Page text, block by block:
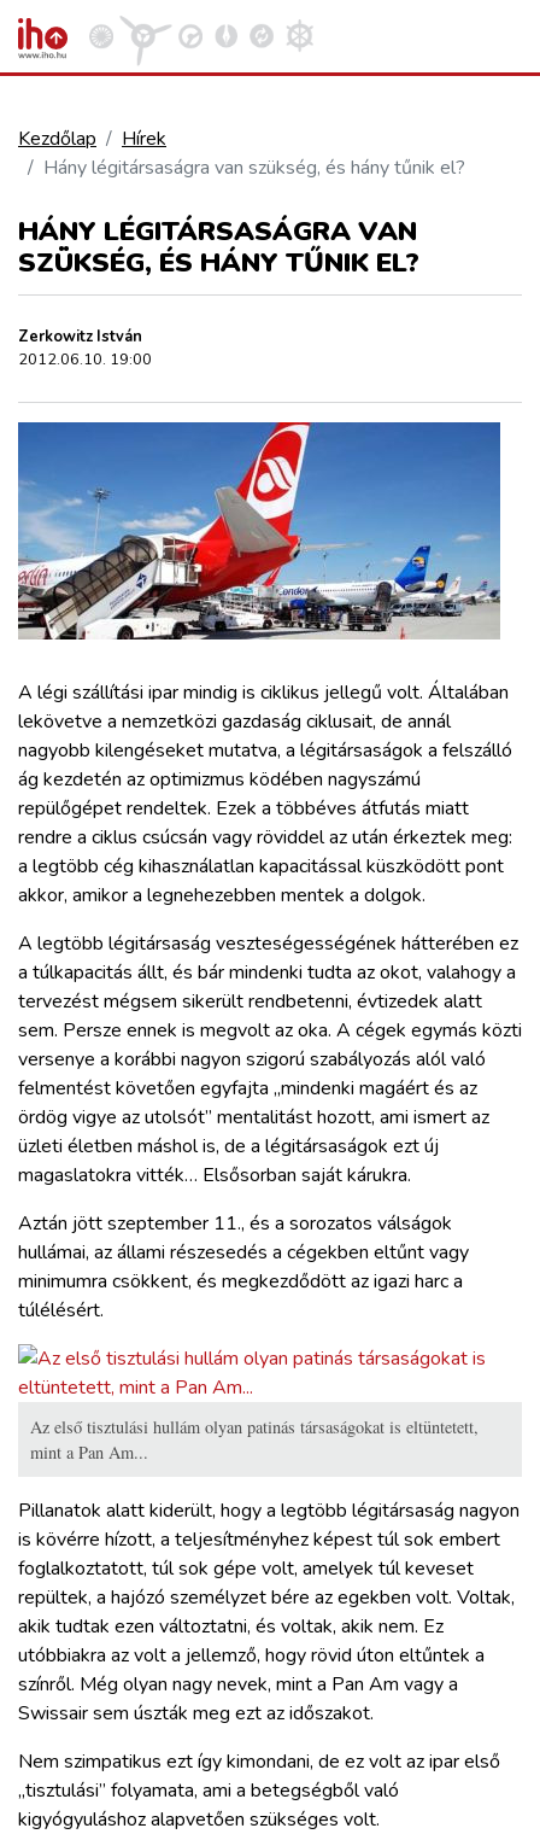
VASÚT
KÖZÚT
REPÜLÉS
KÖZLEKEDÉSFEJLESZTÉS
ZÖLDÚT
HAJÓZÁS
BLOG
ARCHÍVUM
WEBSHOP
BELÉPÉS
REGISZTRÁCIÓ
Kosár megtekintése
Kezdőlap
Hírek
Hány légitársaságra van szükség, és hány tűnik el?
HÁNY LÉGITÁRSASÁGRA VAN
SZÜKSÉG, ÉS HÁNY TŰNIK EL?
Zerkowitz István
2012.06.10. 19:00
A légi szállítási ipar mindig is ciklikus jellegű volt. Általában
lekövetve a nemzetközi gazdaság ciklusait, de annál
nagyobb kilengéseket mutatva, a légitársaságok a felszálló
ág kezdetén az optimizmus ködében nagyszámú
repülőgépet rendeltek. Ezek a többéves átfutás miatt
rendre a ciklus csúcsán vagy röviddel az után érkeztek meg:
a legtöbb cég kihasználatlan kapacitással küszködött pont
akkor, amikor a legnehezebben mentek a dolgok.
A legtöbb légitársaság veszteségességének hátterében ez
a túlkapacitás állt, és bár mindenki tudta az okot, valahogy a
tervezést mégsem sikerült rendbetenni, évtizedek alatt
sem. Persze ennek is megvolt az oka. A cégek egymás közti
versenye a korábbi nagyon szigorú szabályozás alól való
felmentést követően egyfajta „mindenki magáért és az
ördög vigye az utolsót” mentalitást hozott, ami ismert az
üzleti életben máshol is, de a légitársaságok ezt új
magaslatokra vitték… Elsősorban saját kárukra.
Aztán jött szeptember 11., és a sorozatos válságok
hullámai, az állami részesedés a cégekben eltűnt vagy
minimumra csökkent, és megkezdődött az igazi harc a
túlélésért.
Az első tisztulási hullám olyan patinás társaságokat is eltüntetett,
mint a Pan Am...
Pillanatok alatt kiderült, hogy a legtöbb légitársaság nagyon
is kövérre hízott, a teljesítményhez képest túl sok embert
foglalkoztatott, túl sok gépe volt, amelyek túl keveset
repültek, a hajózó személyzet bére az egekben volt. Voltak,
akik tudtak ezen változtatni, és voltak, akik nem. Ez
utóbbiakra az volt a jellemző, hogy rövid úton eltűntek a
színről. Még olyan nagy nevek, mint a Pan Am vagy a
Swissair sem úszták meg ezt az időszakot.
Nem szimpatikus ezt így kimondani, de ez volt az ipar első
„tisztulási” folyamata, ami a betegségből való
kigyógyuláshoz alapvetően szükséges volt.